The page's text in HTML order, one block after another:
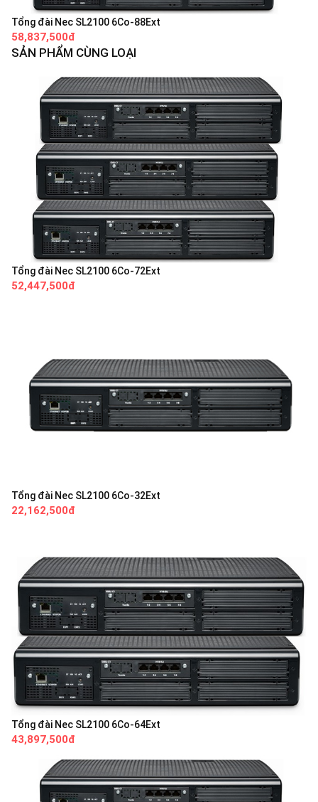
Tổng đài Nec SL2100 6Co-88Ext
58,837,500đ
SẢN PHẨM CÙNG LOẠI
Tổng đài Nec SL2100 6Co-72Ext
52,447,500đ
Tổng đài Nec SL2100 6Co-32Ext
22,162,500đ
Tổng đài Nec SL2100 6Co-64Ext
43,897,500đ